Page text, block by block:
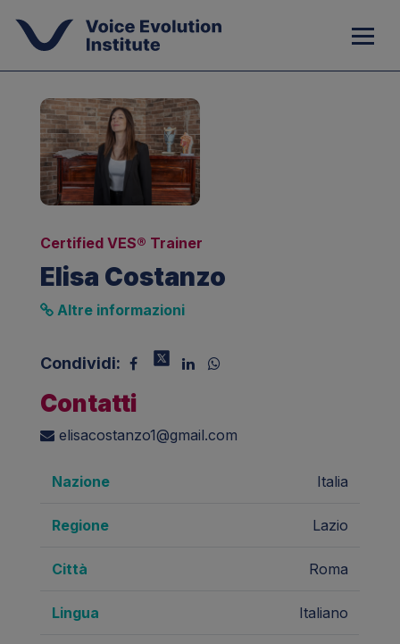
Certified VES® Trainer
Elisa Costanzo
Altre informazioni
Condividi:
Contatti
elisacostanzo1@gmail.com
Nazione Italia
Regione Lazio
Città Roma
Lingua Italiano